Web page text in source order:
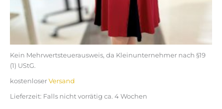
Kein Mehrwertsteuerausweis, da Kleinunternehmer nach §19
(1) UStG.
kostenloserVersand
Lieferzeit: Falls nicht vorrätig ca. 4 Wochen
werden